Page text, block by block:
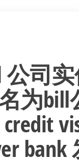
公司
为bill
bank